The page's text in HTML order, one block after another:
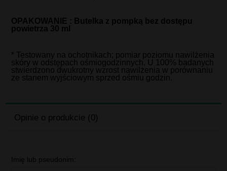
OPAKOWANIE : Butelka z pompką bez dostępu
powietrza 30 ml
* Testowany na ochotnikach; pomiar poziomu nawilżenia
skóry w odstępach ośmiogodzinnych. U 100% badanych
stwierdzono dwukrotny wzrost nawilżenia w porównaniu
ze stanem wyjściowym sprzed ośmiu godzin.
Opinie o produkcie (0)
Imię lub pseudonim: